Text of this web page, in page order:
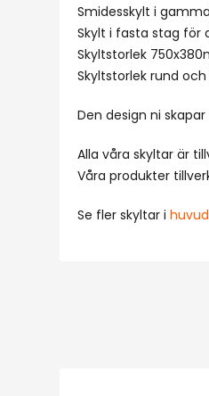
Smidesskylt i
Skylt i fasta stag för
Skyltstorlek
Skyltstorlek rund
Den design ni
Alla våra skyltar är
Våra produkter
Se fler skyltar i